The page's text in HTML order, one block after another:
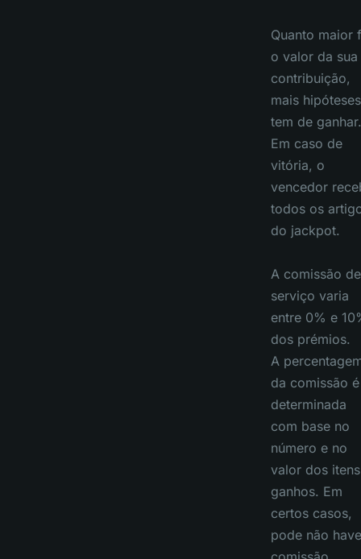
Quanto maior
o valor da sua
contribuição,
mais hipóteses
tem de ganhar.
Em caso de
vitória, o
vencedor
todos os
do jackpot.
A comissão de
serviço varia
entre 0% e
dos prémios.
A
da comissão é
determinada
com base no
número e no
valor dos itens
ganhos. Em
certos casos,
pode não